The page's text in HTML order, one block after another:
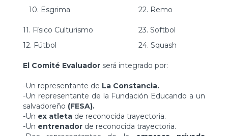
10. Esgrima
22. Remo
11. Físico Culturismo
23. Softbol
12. Fútbol
24. Squash
El Comité Evaluador será integrado por:
-Un representante de La Constancia.
-Un representante de la Fundación Educando a un
salvadoreño (FESA).
-Un ex atleta de reconocida trayectoria.
-Un entrenador de reconocida trayectoria.